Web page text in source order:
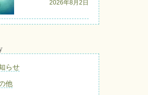
2026年8月2日
らせ
他